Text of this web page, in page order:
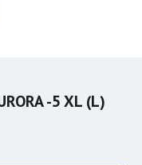
-5 XL (L)